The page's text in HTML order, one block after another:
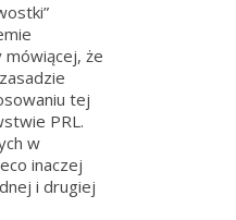
mówiącej, że
tej
PRL.
w
inaczej
i drugiej